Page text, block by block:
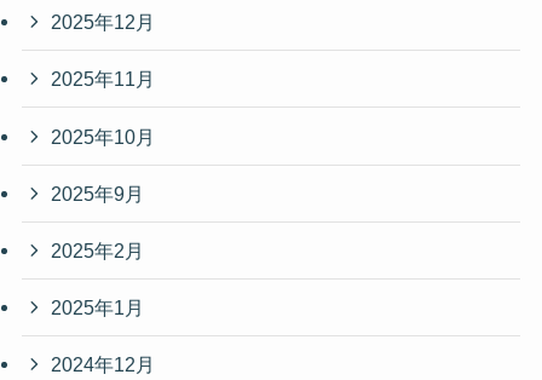
2025年12月
2025年11月
2025年10月
2025年9月
2025年2月
2025年1月
2024年12月